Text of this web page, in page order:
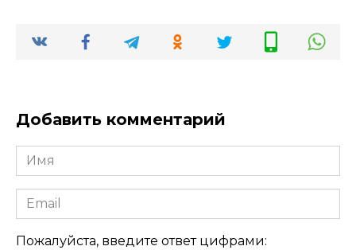
Добавить комментарий
Имя
Email
Пожалуйста, введите ответ цифрами: